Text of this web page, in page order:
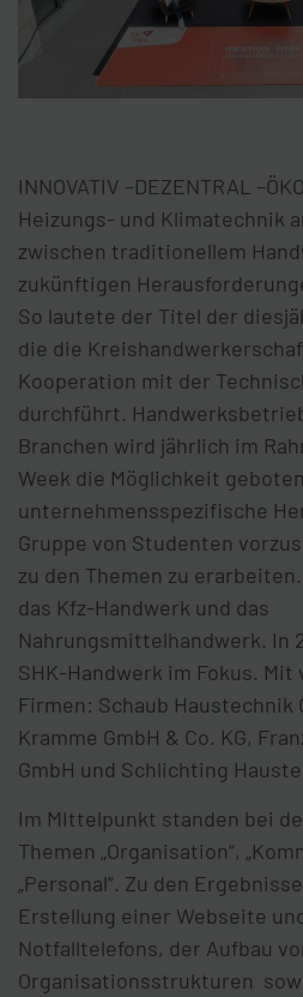
INNOVATIV –DEZENTRAL
Heizungs- und Klimatechnik
zwischen traditionellem
zukünftigen
So lautete der Titel der
die die
Kooperation mit der
durchführt.
Branchen wird jährlich im
Week die Möglichkeit
unternehmensspezifische
Gruppe von Studenten
zu den Themen zu
das Kfz-Handwerk und das
Nahrungsmittelhandwerk. In
SHK-Handwerk im Fokus.
Firmen: Schaub Haustechnik
Kramme GmbH & Co. KG,
GmbH und Schlichting
Im MIttelpunkt standen bei
Themen „Organisation“,
„Personal“. Zu den
Erstellung einer Webseite
Notfalltelefons, der Aufbau
Organisationsstrukturen